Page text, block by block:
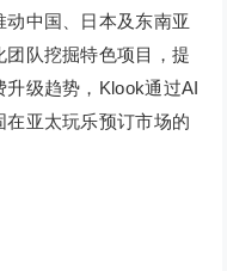
中国、日本及东南亚
队挖掘特色项目，提
级趋势，Klook通过AI
亚太玩乐预订市场的